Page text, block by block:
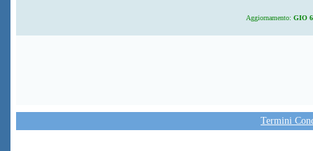
Aggiornamento: GIO 6
Termini